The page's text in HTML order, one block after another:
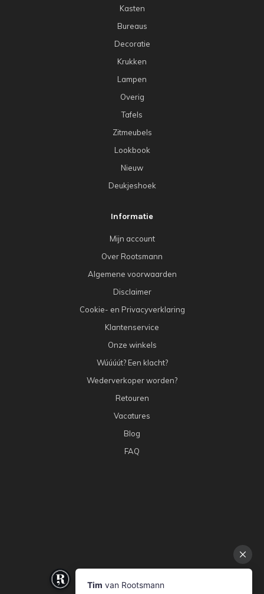
Kasten
Bureaus
Decoratie
Krukken
Lampen
Overig
Tafels
Zitmeubels
Lookbook
Nieuw
Deukjeshoek
Informatie
Mijn account
Over Rootsmann
Algemene voorwaarden
Disclaimer
Cookie- en Privacyverklaring
Klantenservice
Onze winkels
Wúúúút? Een klacht?
Wederverkoper worden?
Retouren
Vacatures
Blog
FAQ